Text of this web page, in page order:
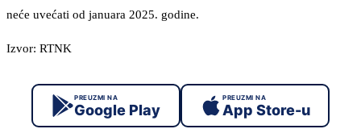
neće uvećati od januara 2025. godine.
Izvor: RTNK
PREUZMI NA
Google Play
PREUZMI NA
App Store-u